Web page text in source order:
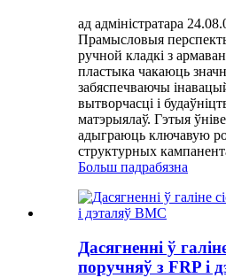
ад адміністратара
Прамысловыя
ручной кладкі з
пластыка чакаюць
забяспечваючы
вытворчасці і
матэрыялаў. Гэтыя
адыграюць ключавую
структурных
Больш падрабязна
Дасягненні ў
поручняў з FRP і